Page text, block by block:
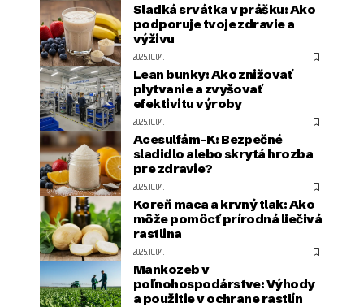
Sladká srvátka v prášku: Ako
podporuje tvoje zdravie a
výživu
2025.10.04.
Lean bunky: Ako znižovať
plytvanie a zvyšovať
efektivitu výroby
2025.10.04.
Acesulfám-K: Bezpečné
sladidlo alebo skrytá hrozba
pre zdravie?
2025.10.04.
Koreň maca a krvný tlak: Ako
môže pomôcť prírodná liečivá
rastlina
2025.10.04.
Mankozeb v
poľnohospodárstve: Výhody
a použitie v ochrane rastlín